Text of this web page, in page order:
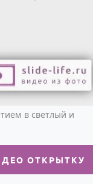
в светлый и
ОТКРЫТКУ